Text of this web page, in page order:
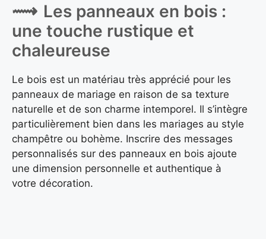
Les panneaux en bois :
une touche rustique et
chaleureuse
Le bois est un matériau très apprécié pour les
panneaux de mariage en raison de sa texture
naturelle et de son charme intemporel. Il s’intègre
particulièrement bien dans les mariages au style
champêtre ou bohème. Inscrire des messages
personnalisés sur des panneaux en bois ajoute
une dimension personnelle et authentique à
votre décoration.